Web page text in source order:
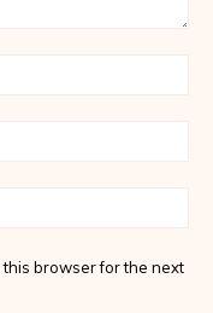
this browser for the next